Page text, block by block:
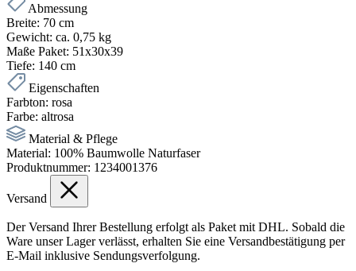
Abmessung
Breite: 70 cm
Gewicht: ca. 0,75 kg
Maße Paket: 51x30x39
Tiefe: 140 cm
Eigenschaften
Farbton: rosa
Farbe: altrosa
Material & Pflege
Material: 100% Baumwolle Naturfaser
Produktnummer: 1234001376
Versand
Der Versand Ihrer Bestellung erfolgt als Paket mit DHL. Sobald die
Ware unser Lager verlässt, erhalten Sie eine Versandbestätigung per
E-Mail inklusive Sendungsverfolgung.